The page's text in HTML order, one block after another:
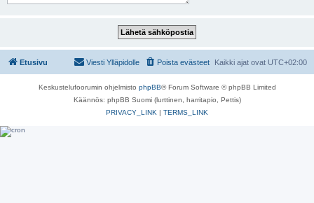
Etusivu Kaikki ajat ovat UTC+02:00
Poista evästeet
Viesti Ylläpidolle
Keskustelufoorumin ohjelmisto phpBB® Forum Software © phpBB Limited
Käännös: phpBB Suomi (lurttinen, harritapio, Pettis)
PRIVACY_LINK | TERMS_LINK